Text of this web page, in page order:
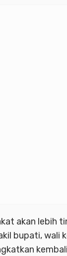
akan lebih
bupati, wali